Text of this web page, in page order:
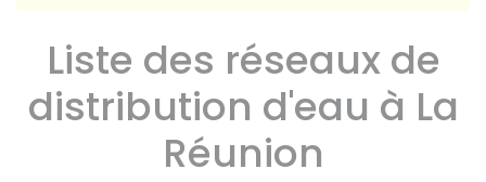
Liste des réseaux de
distribution d'eau à La
Réunion